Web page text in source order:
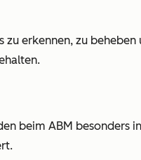
erkennen, zu
beim ABM besonders